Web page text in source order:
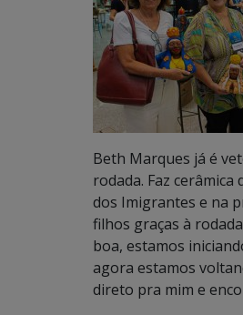
Beth Marques já é
rodada. Faz
dos Imigrantes e na
filhos graças à
boa, estamos
agora estamos
direto pra mim e